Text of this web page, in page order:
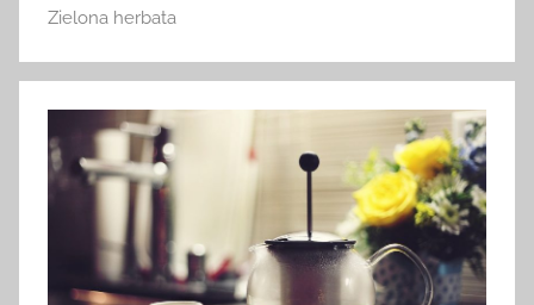
Zielona herbata